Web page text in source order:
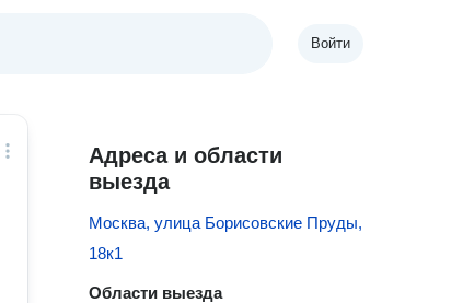
Войти
Адреса и области
выезда
Москва, улица Борисовские Пруды,
18к1
Области выезда